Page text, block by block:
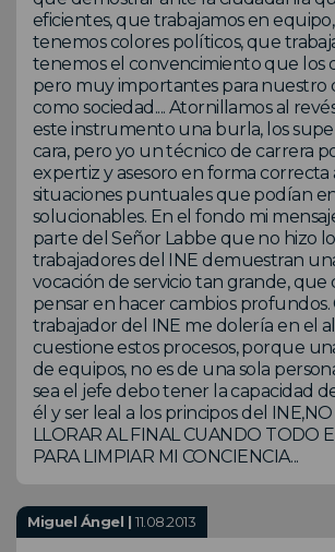
eficientes, que trabajamos en
tenemos colores políticos, que
tenemos el convencimiento que los
pero muy importantes para nuestro
como sociedad.... Atornillamos al
este instrumento una burla, los
cara, pero yo un técnico de carrera
expertiz y asesoro en forma correcta
situaciones puntuales que podían
solucionables. En el fondo mi
parte del Señor Labbe que no hizo
trabajadores del INE demuestran
vocación de servicio tan grande, que
pensar en hacer cambios profundos.
trabajador del INE me dolería en el
cuestione estos procesos, porque
de equipos, no es de una sola
sea el jefe debo tener la capacidad
él y ser leal a los principos del INE,NO
LLORAR AL FINAL CUANDO TODO
PARA LIMPIAR MI CONCIENCIA...
Miguel Ángel |11.08.2013